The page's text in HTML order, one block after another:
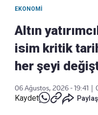
EKONOMI
Altın
isim kritik
her şeyi
06 Ağustos, 2026 - 19:41
Kaydet Paylaş